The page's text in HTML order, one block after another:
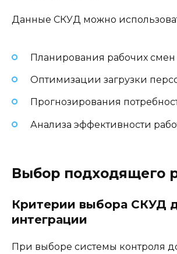
Данные СКУД можно
Планирования рабочих смен
Оптимизации загрузки
Прогнозирования
Анализа эффективности
Выбор подходящего
Критерии выбора СКУД
интеграции
При выборе системы контроля